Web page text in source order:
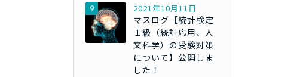
2021年10月11日
マスログ【統計検定
１級（統計応用、人
文科学）の受験対策
について】公開しま
した！